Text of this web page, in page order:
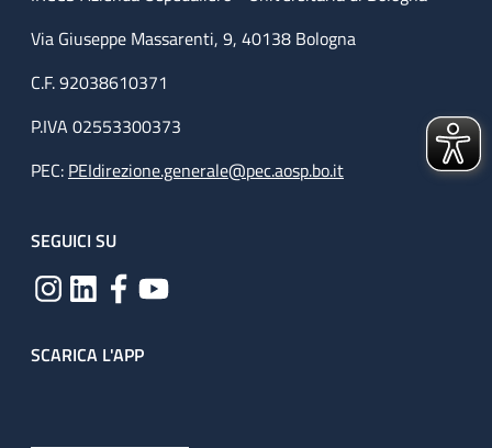
Via Giuseppe Massarenti, 9, 40138 Bologna
C.F. 92038610371
P.IVA 02553300373
PEC: PEIdirezione.generale@pec.aosp.bo.it
SEGUICI SU
SCARICA L'APP